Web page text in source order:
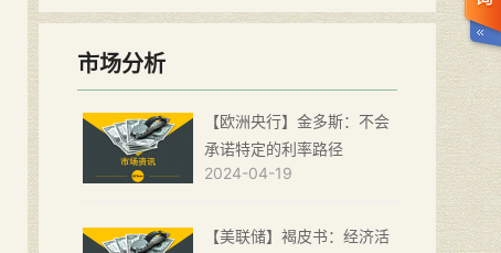
市场分析
【欧洲央行】金多斯：不会
承诺特定的利率路径
2024-04-19
【美联储】褐皮书：经济活